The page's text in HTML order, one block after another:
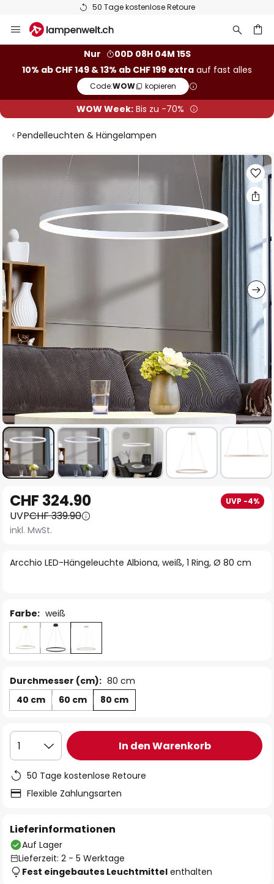
50 Tage kostenlose Retoure
Inhalt
Nur
00D 08H 04M 14S
10% ab CHF 149 & 13% ab CHF 199 extra auf fast alles
Code:WOW kopieren
WOW Week:Bis zu -70%
Pendelleuchten & Hängelampen
Zum
Ende
Bildgalerie
springen
Anfang
der
Bildgalerie
Arcchio LED-Hängeleuchte Albiona, weiß, 1 Ring, Ø 80 cm
CHF 324.90 UVP -4%
UVPCHF 339.90
inkl. MwSt.
Farbe: weiß
Durchmesser (cm): 80 cm
40 cm
60 cm 80 cm
1 In den Warenkorb
50 Tage kostenlose Retoure
Flexible Zahlungsarten
Lieferinformationen
Auf Lager
Lieferzeit: 2 - 5 Werktage
Fest eingebautes Leuchtmittel enthalten